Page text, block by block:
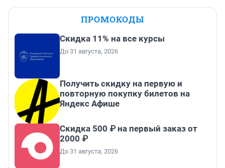
ПРОМОКОДЫ
Скидка 11% на все курсы
До 31 августа, 2026
Получить скидку на первую и
повторную покупку билетов на
Яндекс Афише
Скидка 500 ₽ на первый заказ от
2000 ₽
До 31 августа, 2026